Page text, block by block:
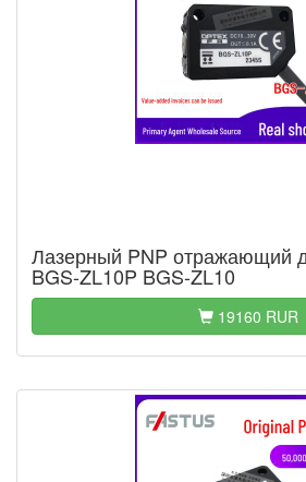
Лазерный PNP отражающий
BGS-ZL10P BGS-ZL10
19160 RUR